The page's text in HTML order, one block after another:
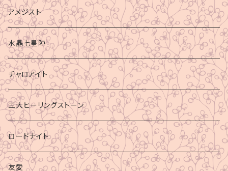
アメジスト
水晶七星陣
チャロアイト
三大ヒーリングストーン
ロードナイト
友愛